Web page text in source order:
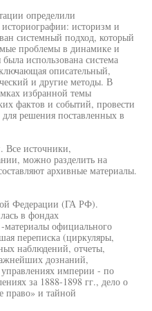
определили
историзм и
системный подход, который
проблемы в динамике и
использована система
описательный,
и другие методы. В
избранной темы
фактов и событий, провести
решения поставленных в
Все источники,
можно разделить на
архивные материалы.
Федерации (ГА РФ).
в фондах
-материалы официального
переписка (циркуляры,
наблюдений, отчеты,
дознаний,
империи - по
за 1888-1898 гг., дело о
право» и тайной